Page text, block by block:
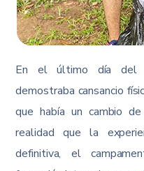
En el último día del
demostraba cansancio
que había un cambio
realidad que la
definitiva, el